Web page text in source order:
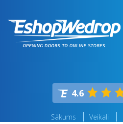
4.6
Sākums Veikali